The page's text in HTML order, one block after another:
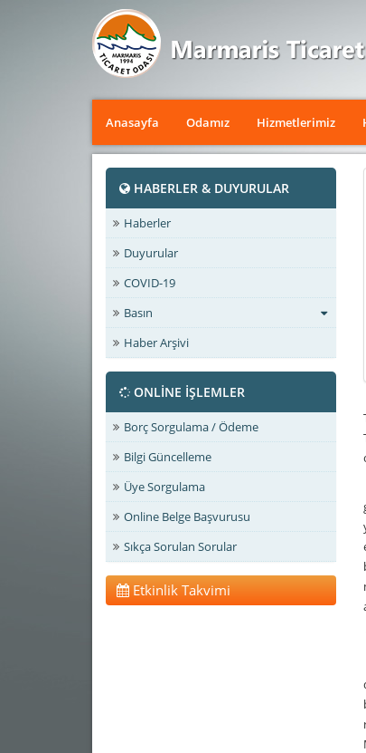
Anasayfa Odamız Hizmetlerimiz
HABERLER & DUYURULAR
Haberler
Duyurular
COVID-19
Basın
Haber Arşivi
ONLİNE İŞLEMLER
Borç Sorgulama / Ödeme
Bilgi Güncelleme
Üye Sorgulama
Online Belge Başvurusu
Sıkça Sorulan Sorular
Etkinlik Takvimi